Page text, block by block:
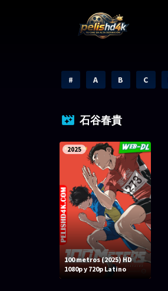
# A B C
石谷春貴
2025
100 metros (2025) HD
1080p y 720p Latino